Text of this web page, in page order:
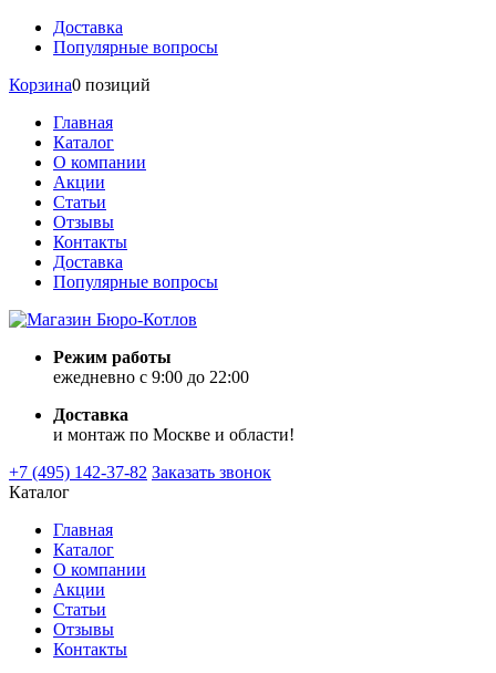
Доставка
Популярные вопросы
Корзина0 позиций
Главная
Каталог
О компании
Акции
Статьи
Отзывы
Контакты
Доставка
Популярные вопросы
Режим работы
ежедневно с 9:00 до 22:00
Доставка
и монтаж по Москве и области!
+7 (495) 142-37-82 Заказать звонок
Каталог
Главная
Каталог
О компании
Акции
Статьи
Отзывы
Контакты